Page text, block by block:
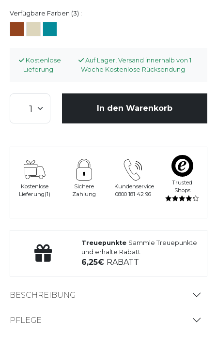
Verfügbare Farben (3) :
Kostenlose
Lieferung
Auf Lager, Versand innerhalb von 1
Woche Kostenlose Rücksendung
In den Warenkorb
Kostenlose
Lieferung(1)
Sichere
Zahlung
Kundenservice
0800 181 42 96
Trusted
Shops
Treuepunkte Sammle Treuepunkte
und erhalte Rabatt
6,25 RABATT
BESCHREIBUNG
PFLEGE